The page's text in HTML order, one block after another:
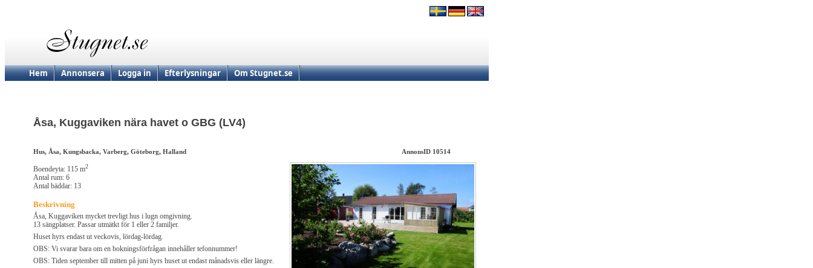
Hem Annonsera Logga in Efterlysningar Om Stugnet.se
Åsa, Kuggaviken nära havet o GBG (LV4)
Hus, Åsa, Kungsbacka, Varberg, Göteborg, Halland AnnonsID 10514
Boendeyta: 115 m2
Antal rum: 6
Antal bäddar: 13
Beskrivning
Åsa, Kuggaviken mycket trevligt hus i lugn omgivning.
13 sängplatser. Passar utmätkt för 1 eller 2 familjer.
Huset hyrs endast ut veckovis, lördag-lördag.
OBS: Vi svarar bara om en bokningsförfrågan innehåller tefonnummer!
OBS: Tiden september till mitten på juni hyrs huset ut endast månadsvis eller längre.